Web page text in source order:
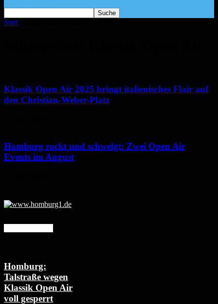
Start
Klassik Open Air 2025 bringt italienisches Flair auf
den Christian-Weber-Platz
Homburg rockt und schwelgt: Zwei Open Air
Events im August
Homburg:
Talstraße wegen
Klassik Open Air
voll gesperrt